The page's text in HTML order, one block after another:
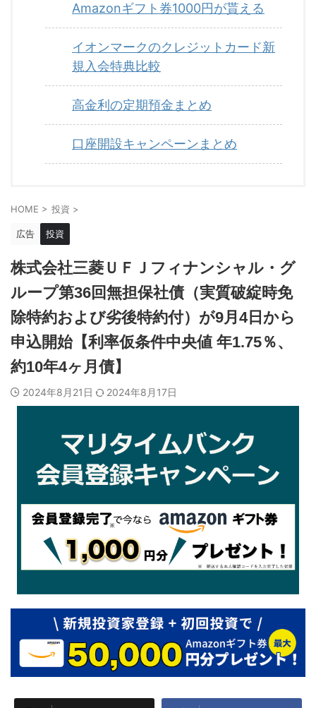
Amazonギフト券1000円が貰える
イオンマークのクレジットカード新
規入会特典比較
高金利の定期預金まとめ
口座開設キャンペーンまとめ
HOME > 投資 >
広告 投資
株式会社三菱ＵＦＪフィナンシャル・グ
ループ第36回無担保社債（実質破綻時免
除特約および劣後特約付）が9月4日から
申込開始【利率仮条件中央値 年1.75％、
約10年4ヶ月債】
2024年8月21日 2024年8月17日